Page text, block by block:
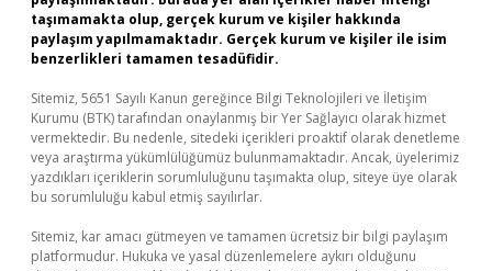
taşımamakta olup, gerçek kurum ve kişiler hakkında
paylaşım yapılmamaktadır. Gerçek kurum ve kişiler ile isim
benzerlikleri tamamen tesadüfidir.
Sitemiz, 5651 Sayılı Kanun gereğince Bilgi Teknolojileri ve İletişim
Kurumu (BTK) tarafından onaylanmış bir Yer Sağlayıcı olarak hizmet
vermektedir. Bu nedenle, sitedeki içerikleri proaktif olarak denetleme
veya araştırma yükümlülüğümüz bulunmamaktadır. Ancak, üyelerimiz
yazdıkları içeriklerin sorumluluğunu taşımakta olup, siteye üye olarak
bu sorumluluğu kabul etmiş sayılırlar.
Sitemiz, kar amacı gütmeyen ve tamamen ücretsiz bir bilgi paylaşım
platformudur. Hukuka ve yasal düzenlemelere aykırı olduğunu